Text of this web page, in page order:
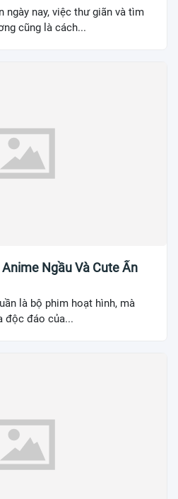
ngày nay, việc thư giãn và tìm
cũng là cách...
Ngầu Và Cute Ấn
là bộ phim hoạt hình, mà
độc đáo của...